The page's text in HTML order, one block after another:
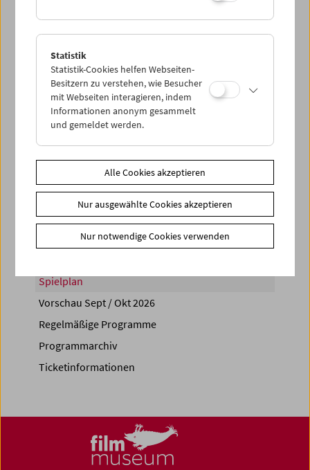
PROGRAMM ÜBERBLICK
Share on
Spielplan
Vorschau Sept / Okt 2026
Regelmäßige Programme
Programmarchiv
Ticketinformationen
Statistik
Statistik-Cookies helfen Webseiten-
Besitzern zu verstehen, wie Besucher
mit Webseiten interagieren, indem
Informationen anonym gesammelt
und gemeldet werden.
Alle Cookies akzeptieren
Nur ausgewählte Cookies akzeptieren
Nur notwendige Cookies verwenden